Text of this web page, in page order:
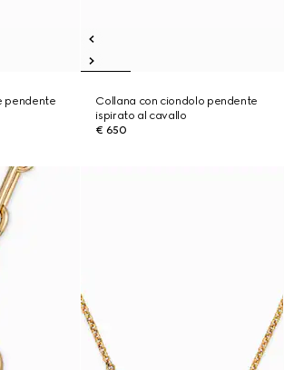
pendente
Collana con ciondolo pendente
ispirato al cavallo
€ 650